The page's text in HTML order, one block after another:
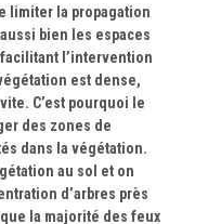
limiter la propagation
bien les espaces
l’intervention
est dense,
C’est pourquoi le
des zones de
dans la végétation.
au sol et on
d’arbres près
la majorité des feux